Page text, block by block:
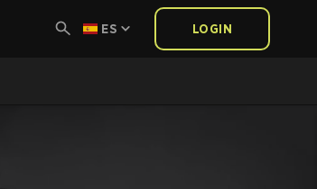
ES LOGIN